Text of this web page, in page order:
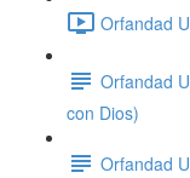
Orfandad
Orfandad
con Dios)
Orfandad